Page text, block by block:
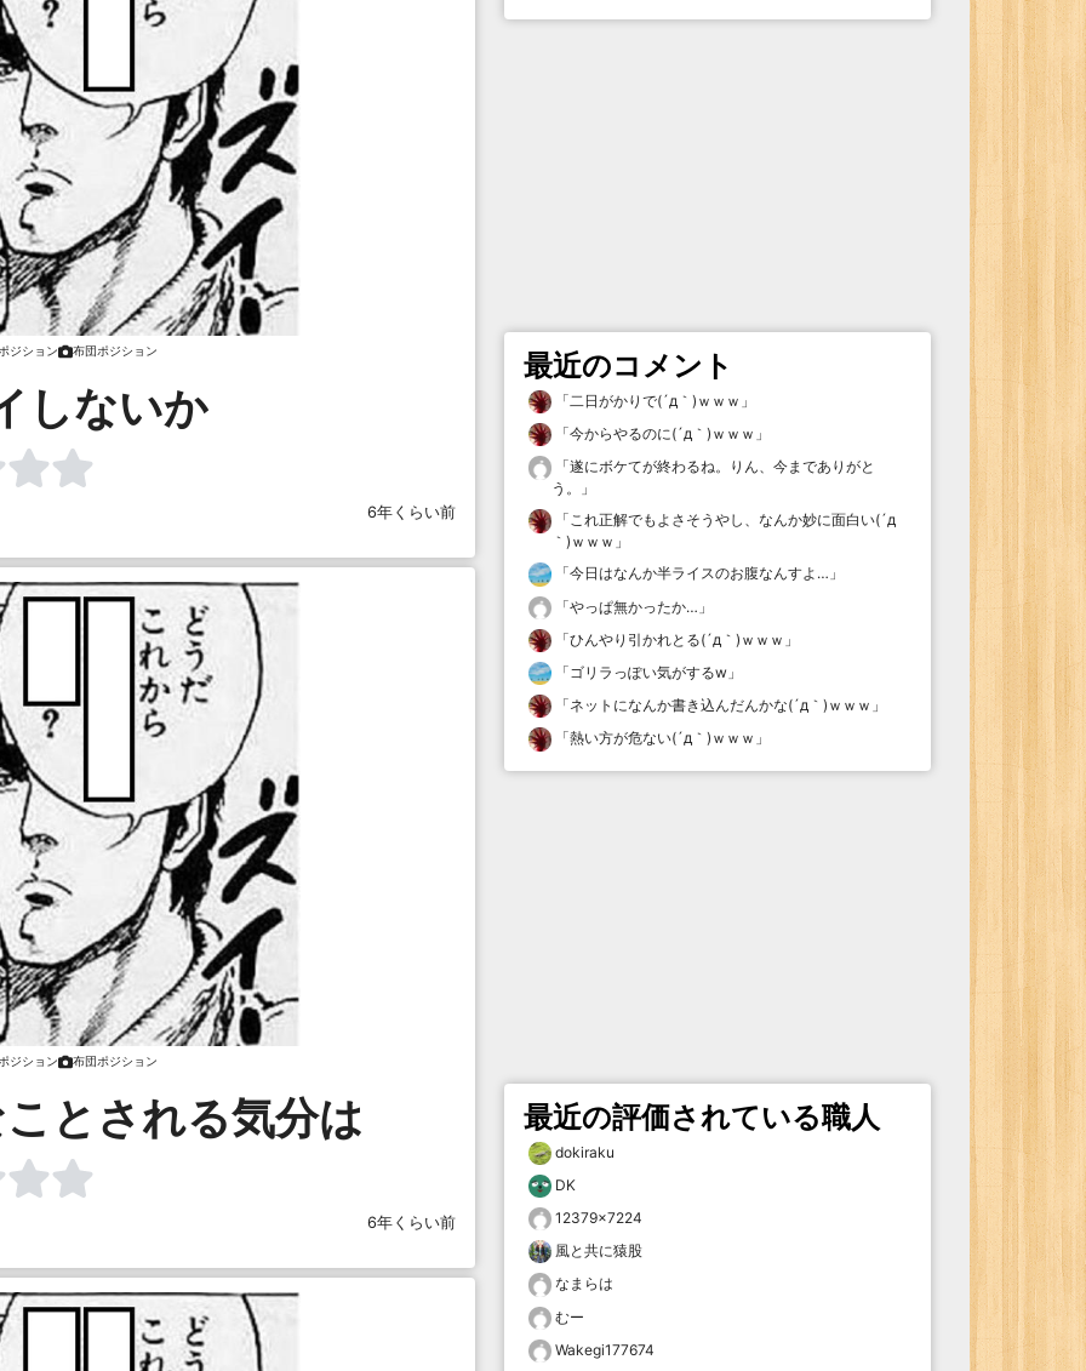
ジション 布団ポジション
しないか
6年くらい前
ジション 布団ポジション
とされる気分は
6年くらい前
最近のコメント
「二日がかりで(´д｀)ｗｗｗ 」
「今からやるのに(´д｀)ｗｗｗ 」
「遂にボケてが終わるね。りん、今までありがと
う。
」
「これ正解でもよさそうやし、なんか妙に面白い(´д
｀)ｗｗｗ 」
「今日はなんか半ライスのお腹なんすよ… 」
「やっぱ無かったか… 」
「ひんやり引かれとる(´д｀)ｗｗｗ 」
「ゴリラっぽい気がするw 」
「ネットになんか書き込んだんかな(´д｀)ｗｗｗ 」
「熱い方が危ない(´д｀)ｗｗｗ 」
最近の評価されている職人
dokiraku
DK
12379×7224
風と共に猿股
なまらは
むー
Wakegi177674